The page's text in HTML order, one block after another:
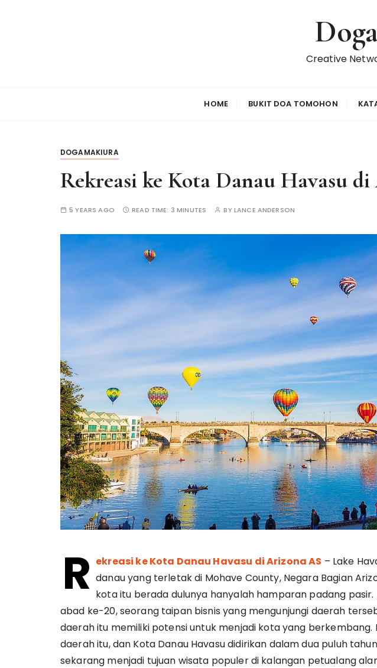
Creative
HOME BUKIT DOA TOMOHON
DOGAMAKIURA
Rekreasi ke Kota Danau Havasu
5 YEARS AGO READ TIME: 3 MINUTES BYLANCE ANDERSON
R ekreasi ke Kota Danau Havasu di Arizona AS – Lake
danau yang terletak di Mohave County, Negara Bagian
kota itu berada dulunya hanyalah hamparan padang
abad ke-20, seorang taipan bisnis yang mengunjungi daerah
daerah itu memiliki potensi untuk menjadi kota yang berkembang.
daerah itu, dan Kota Danau Havasu didirikan dalam dua puluh
sekarang menjadi tujuan wisata populer di kalangan petualang